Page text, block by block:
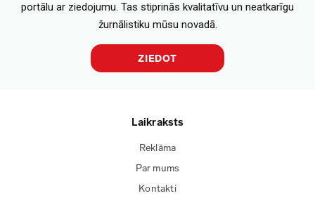
portālu ar ziedojumu. Tas stiprinās kvalitatīvu un neatkarīgu
žurnālistiku mūsu novadā.
ZIEDOT
Laikraksts
Reklāma
Par mums
Kontakti